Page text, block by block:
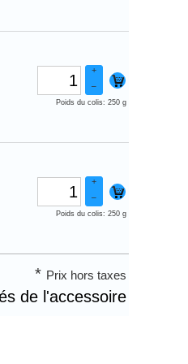
+
–
Poids du colis: 250 g
+
–
Poids du colis: 250 g
* Prix hors taxes
de l'accessoire